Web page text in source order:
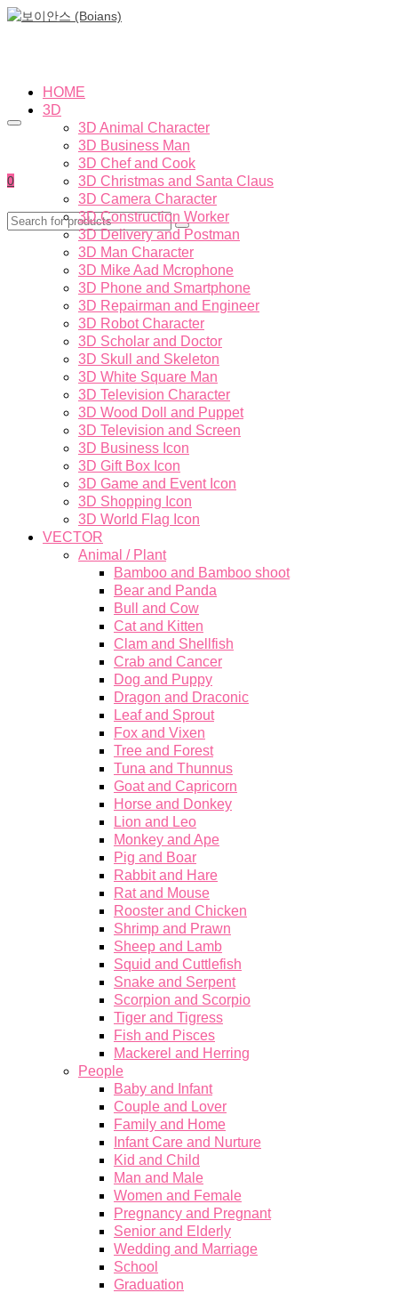
0
HOME
3D
3D Animal Character
3D Business Man
3D Chef and Cook
3D Christmas and Santa Claus
3D Camera Character
3D Construction Worker
3D Delivery and Postman
3D Man Character
3D Mike Aad Mcrophone
3D Phone and Smartphone
3D Repairman and Engineer
3D Robot Character
3D Scholar and Doctor
3D Skull and Skeleton
3D White Square Man
3D Television Character
3D Wood Doll and Puppet
3D Television and Screen
3D Business Icon
3D Gift Box Icon
3D Game and Event Icon
3D Shopping Icon
3D World Flag Icon
VECTOR
Animal / Plant
Bamboo and Bamboo shoot
Bear and Panda
Bull and Cow
Cat and Kitten
Clam and Shellfish
Crab and Cancer
Dog and Puppy
Dragon and Draconic
Leaf and Sprout
Fox and Vixen
Tree and Forest
Tuna and Thunnus
Goat and Capricorn
Horse and Donkey
Lion and Leo
Monkey and Ape
Pig and Boar
Rabbit and Hare
Rat and Mouse
Rooster and Chicken
Shrimp and Prawn
Sheep and Lamb
Squid and Cuttlefish
Snake and Serpent
Scorpion and Scorpio
Tiger and Tigress
Fish and Pisces
Mackerel and Herring
People
Baby and Infant
Couple and Lover
Family and Home
Infant Care and Nurture
Kid and Child
Man and Male
Women and Female
Pregnancy and Pregnant
Senior and Elderly
Wedding and Marriage
School
Graduation